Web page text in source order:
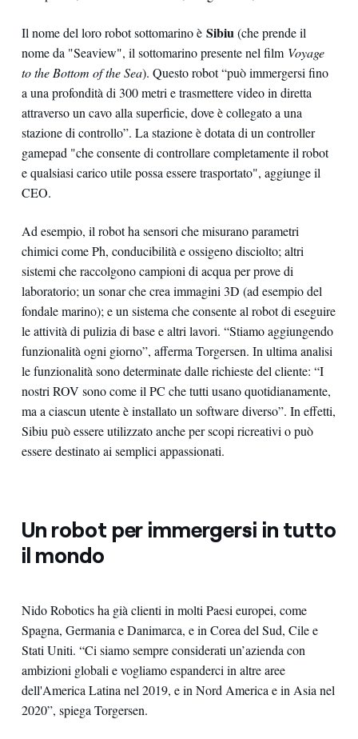
Il nome del loro robot sottomarino è Sibiu (che prende il
nome da "Seaview", il sottomarino presente nel film Voyage
to the Bottom of the Sea). Questo robot “può immergersi fino
a una profondità di 300 metri e trasmettere video in diretta
attraverso un cavo alla superficie, dove è collegato a una
stazione di controllo”. La stazione è dotata di un controller
gamepad "che consente di controllare completamente il robot
e qualsiasi carico utile possa essere trasportato", aggiunge il
CEO.
Ad esempio, il robot ha sensori che misurano parametri
chimici come Ph, conducibilità e ossigeno disciolto; altri
sistemi che raccolgono campioni di acqua per prove di
laboratorio; un sonar che crea immagini 3D (ad esempio del
fondale marino); e un sistema che consente al robot di eseguire
le attività di pulizia di base e altri lavori. “Stiamo aggiungendo
funzionalità ogni giorno”, afferma Torgersen. In ultima analisi
le funzionalità sono determinate dalle richieste del cliente: “I
nostri ROV sono come il PC che tutti usano quotidianamente,
ma a ciascun utente è installato un software diverso”. In effetti,
Sibiu può essere utilizzato anche per scopi ricreativi o può
essere destinato ai semplici appassionati.
Un robot per immergersi in tutto
il mondo
Nido Robotics ha già clienti in molti Paesi europei, come
Spagna, Germania e Danimarca, e in Corea del Sud, Cile e
Stati Uniti. “Ci siamo sempre considerati un’azienda con
ambizioni globali e vogliamo espanderci in altre aree
dell'America Latina nel 2019, e in Nord America e in Asia nel
2020”, spiega Torgersen.